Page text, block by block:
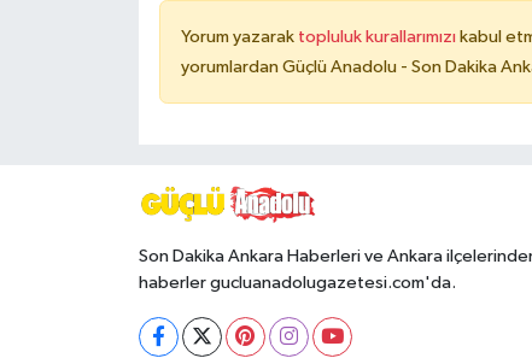
Yorum yazarak topluluk kurallarımızı kabul
yorumlardan Güçlü Anadolu - Son Dakika
Son Dakika Ankara Haberleri ve Ankara
haberler gucluanadolugazetesi.com'da.